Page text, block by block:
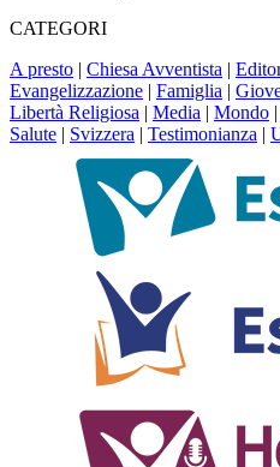
CATEGORI
A presto | Chiesa Avventista |
Evangelizzazione | Famiglia |
Libertà Religiosa | Media | Mondo |
Salute | Svizzera | Testimonianza |